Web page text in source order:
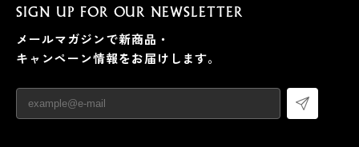
SIGN UP FOR OUR NEWSLETTER
メールマガジンで新商品・
キャンペーン情報をお届けします。